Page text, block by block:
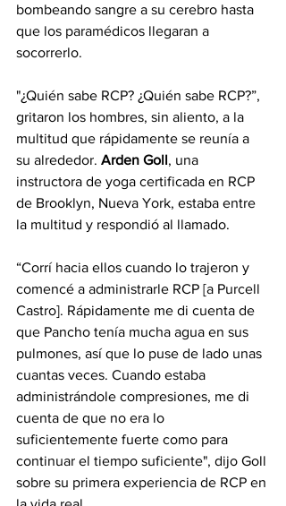
bombeando sangre a su cerebro hasta
que los paramédicos llegaran a
socorrerlo.
"¿Quién sabe RCP? ¿Quién sabe RCP?”,
gritaron los hombres, sin aliento, a la
multitud que rápidamente se reunía a
su alrededor. Arden Goll, una
instructora de yoga certificada en RCP
de Brooklyn, Nueva York, estaba entre
la multitud y respondió al llamado.
“Corrí hacia ellos cuando lo trajeron y
comencé a administrarle RCP [a Purcell
Castro]. Rápidamente me di cuenta de
que Pancho tenía mucha agua en sus
pulmones, así que lo puse de lado unas
cuantas veces. Cuando estaba
administrándole compresiones, me di
cuenta de que no era lo
suficientemente fuerte como para
continuar el tiempo suficiente", dijo Goll
sobre su primera experiencia de RCP en